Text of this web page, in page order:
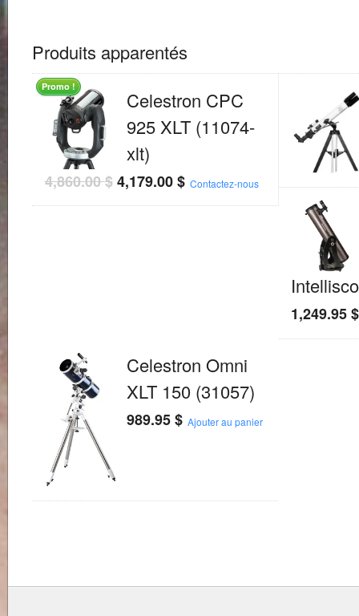
Produits apparentés
Promo !
Celestron CPC
925 XLT (11074-
xlt)
4,860.00$ 4,179.00$ Contactez-nous
1,249.95$
Celestron Omni
XLT 150 (31057)
989.95$ Ajouter au panier